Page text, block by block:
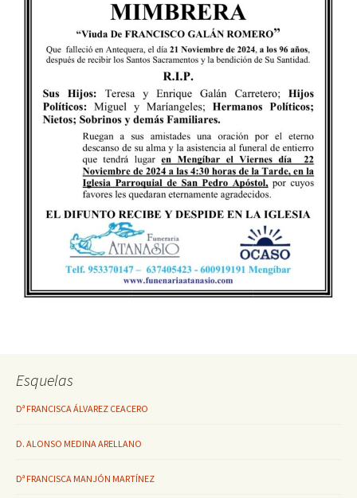
Esquelas
Dª FRANCISCA ÁLVAREZ CEACERO
D. ALONSO MEDINA ARELLANO
Dª FRANCISCA MANJÓN MARTÍNEZ